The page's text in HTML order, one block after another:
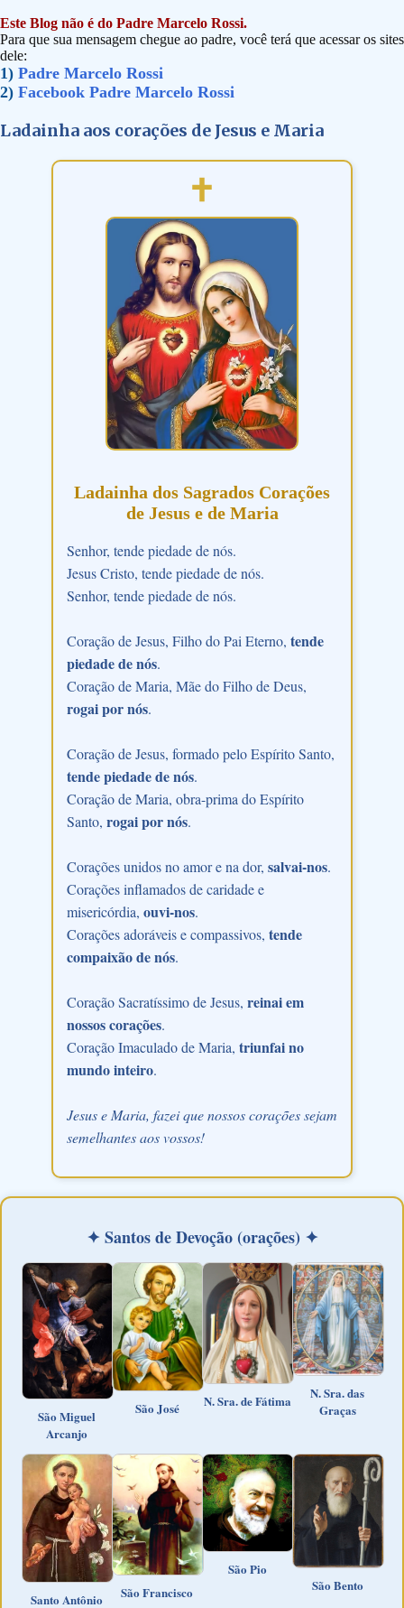
Este Blog não é do Padre Marcelo Rossi.
Para que sua mensagem chegue ao padre, você terá que acessar os sites
dele:
1) Padre Marcelo Rossi
2) Facebook Padre Marcelo Rossi
Ladainha aos corações de Jesus e Maria
Ladainha dos Sagrados Corações
de Jesus e de Maria
Senhor, tende piedade de nós.
Jesus Cristo, tende piedade de nós.
Senhor, tende piedade de nós.
Coração de Jesus, Filho do Pai Eterno, tende
piedade de nós.
Coração de Maria, Mãe do Filho de Deus,
rogai por nós.
Coração de Jesus, formado pelo Espírito Santo,
tende piedade de nós.
Coração de Maria, obra-prima do Espírito
Santo, rogai por nós.
Corações unidos no amor e na dor, salvai-nos.
Corações inflamados de caridade e
misericórdia, ouvi-nos.
Corações adoráveis e compassivos, tende
compaixão de nós.
Coração Sacratíssimo de Jesus, reinai em
nossos corações.
Coração Imaculado de Maria, triunfai no
mundo inteiro.
Jesus e Maria, fazei que nossos corações sejam
semelhantes aos vossos!
✦ Santos de Devoção (orações) ✦
São Miguel
Arcanjo
São José N. Sra. de Fátima
N. Sra. das
Graças
Santo Antônio São Francisco
São Pio
São Bento